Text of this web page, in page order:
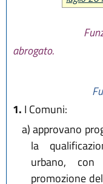
abrogato.
1. I Comuni:
a)approvano
la
urbano, con
promozione